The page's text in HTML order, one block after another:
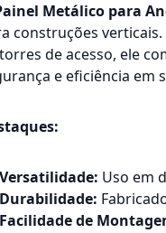
Metálico para
construções
de acesso, ele
e eficiência em
Versatilidade: Uso em
Durabilidade:
Facilidade de